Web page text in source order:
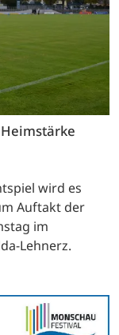
wird es
Auftakt der
im
Lehnerz.